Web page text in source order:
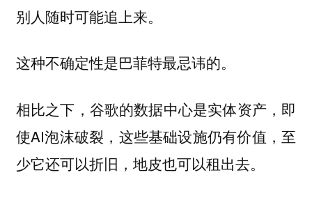
别人随时可能追上来。
这种不确定性是巴菲特最忌讳的。
相比之下，谷歌的数据中心是实体资产，即
使AI泡沫破裂，这些基础设施仍有价值，至
少它还可以折旧，地皮也可以租出去。